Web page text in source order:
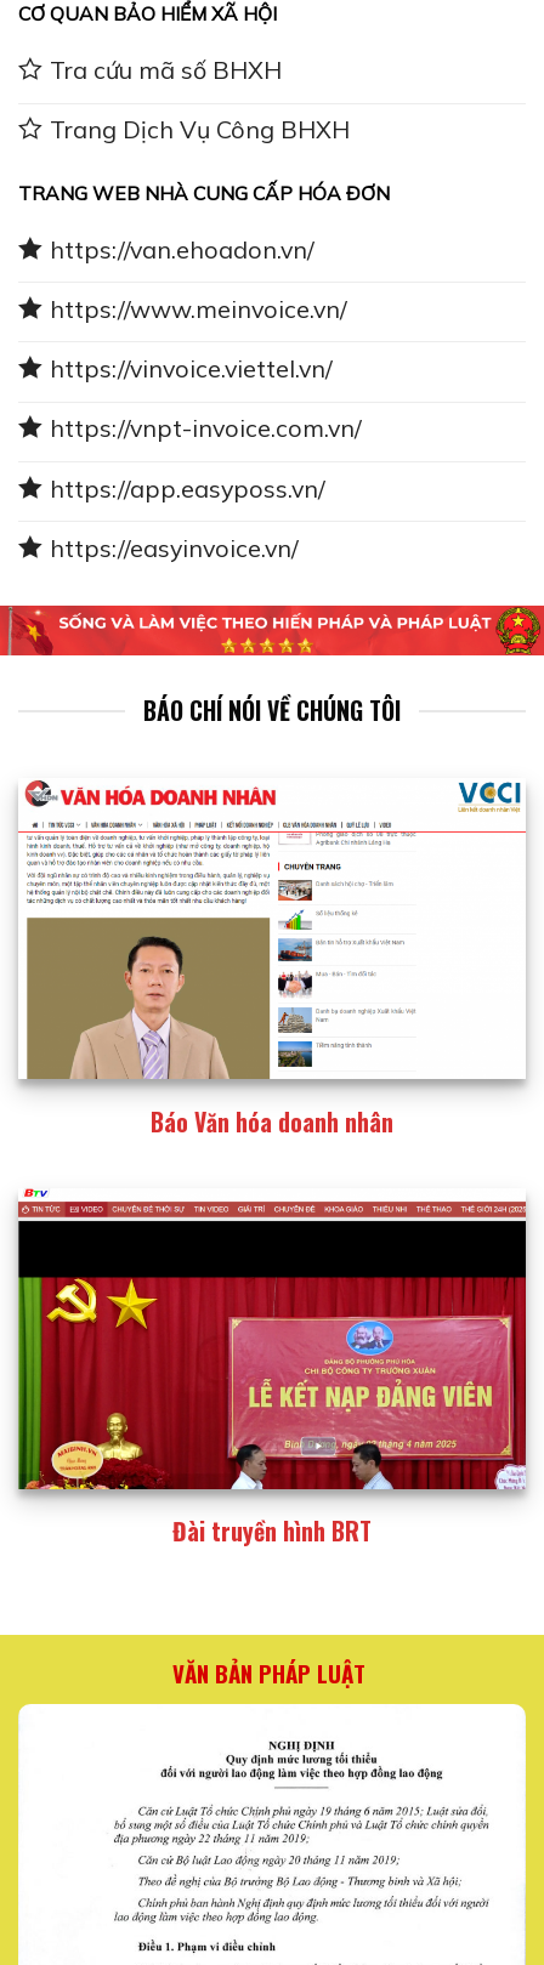
CƠ QUAN BẢO HIỂM XÃ HỘI
Tra cứu mã số BHXH
Trang Dịch Vụ Công BHXH
TRANG WEB NHÀ CUNG CẤP HÓA ĐƠN
https://van.ehoadon.vn/
https://www.meinvoice.vn/
https://vinvoice.viettel.vn/
https://vnpt-invoice.com.vn/
https://app.easyposs.vn/
https://easyinvoice.vn/
BÁO CHÍ NÓI VỀ CHÚNG TÔI
Báo Văn hóa doanh nhân
Đài truyền hình BRT
VĂN BẢN PHÁP LUẬT